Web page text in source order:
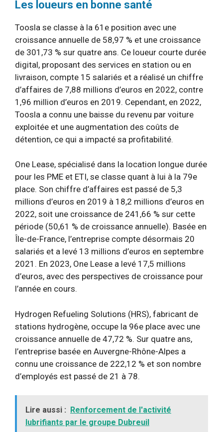
Les loueurs en bonne santé
Toosla se classe à la 61e position avec une
croissance annuelle de 58,97 % et une croissance
de 301,73 % sur quatre ans. Ce loueur courte durée
digital, proposant des services en station ou en
livraison, compte 15 salariés et a réalisé un chiffre
d’affaires de 7,88 millions d’euros en 2022, contre
1,96 million d’euros en 2019. Cependant, en 2022,
Toosla a connu une baisse du revenu par voiture
exploitée et une augmentation des coûts de
détention, ce qui a impacté sa profitabilité.
One Lease, spécialisé dans la location longue durée
pour les PME et ETI, se classe quant à lui à la 79e
place. Son chiffre d’affaires est passé de 5,3
millions d’euros en 2019 à 18,2 millions d’euros en
2022, soit une croissance de 241,66 % sur cette
période (50,61 % de croissance annuelle). Basée en
Île-de-France, l’entreprise compte désormais 20
salariés et a levé 13 millions d’euros en septembre
2021. En 2023, One Lease a levé 17,5 millions
d’euros, avec des perspectives de croissance pour
l’année en cours.
Hydrogen Refueling Solutions (HRS), fabricant de
stations hydrogène, occupe la 96e place avec une
croissance annuelle de 47,72 %. Sur quatre ans,
l’entreprise basée en Auvergne-Rhône-Alpes a
connu une croissance de 222,12 % et son nombre
d’employés est passé de 21 à 78.
Lire aussi : Renforcement de l'activité
lubrifiants par le groupe Dubreuil